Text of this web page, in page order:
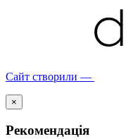
Сайт створили —
×
Рекомендація